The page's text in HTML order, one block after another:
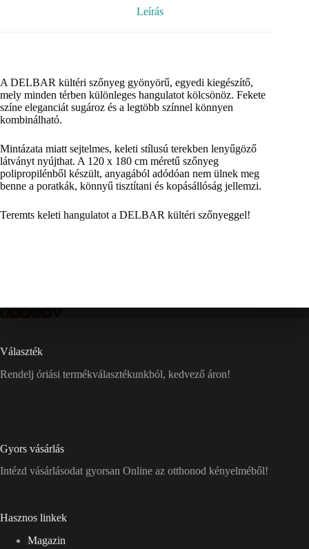
Leírás
A DELBAR kültéri szőnyeg gyönyörű, egyedi kiegészítő,
mely minden térben különleges hangulatot kölcsönöz. Fekete
színe eleganciát sugároz és a legtöbb színnel könnyen
kombinálható.
Mintázata miatt sejtelmes, keleti stílusú terekben lenyűgöző
látványt nyújthat. A 120 x 180 cm méretű szőnyeg
polipropilénből készült, anyagából adódóan nem ülnek meg
benne a poratkák, könnyű tisztítani és kopásállóság jellemzi.
Teremts keleti hangulatot a DELBAR kültéri szőnyeggel!
Választék
Rendelj óriási termékválasztékunkból, kedvező áron!
Gyors vásárlás
Intézd vásárlásodat gyorsan Online az otthonod kényelméből!
Hasznos linkek
Magazin